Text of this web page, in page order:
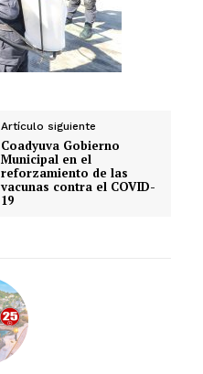
Artículo siguiente
Coadyuva Gobierno
Municipal en el
reforzamiento de las
vacunas contra el COVID-
19